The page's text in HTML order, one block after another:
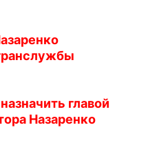
главой
Назаренко